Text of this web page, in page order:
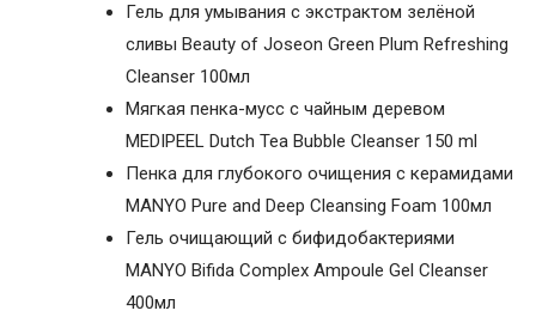
Гель для умывания с экстрактом зелёной
сливы Beauty of Joseon Green Plum Refreshing
Cleanser 100мл
Мягкая пенка-мусс с чайным деревом
MEDIPEEL Dutch Tea Bubble Cleanser 150 ml
Пенка для глубокого очищения с керамидами
MANYO Pure and Deep Cleansing Foam 100мл
Гель очищающий с бифидобактериями
MANYO Bifida Complex Ampoule Gel Cleanser
400мл